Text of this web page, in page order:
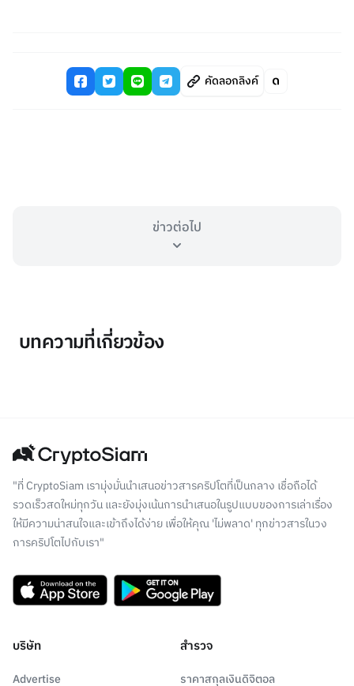
คัดลอกลิงค์
ข่าวต่อไป
บทความที่เกี่ยวข้อง
"ที่ CryptoSiam เรามุ่งมั่นนำเสนอข่าวสารคริปโตที่เป็นกลาง เชื่อถือได้
รวดเร็วสดใหม่ทุกวัน และยังมุ่งเน้นการนำเสนอในรูปแบบของการเล่าเรื่อง
ให้มีความน่าสนใจและเข้าถึงได้ง่าย เพื่อให้คุณ 'ไม่พลาด' ทุกข่าวสารในวง
การคริปโตไปกับเรา"
บริษัท
Advertise
สำรวจ
ราคาสกุลเงินดิจิตอล